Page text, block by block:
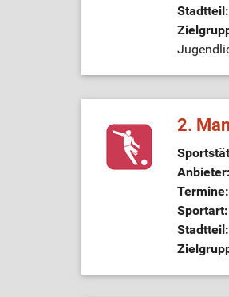
Stadtteil:
2.
Anbieter:
Termine:
Sportart:
Stadtteil: